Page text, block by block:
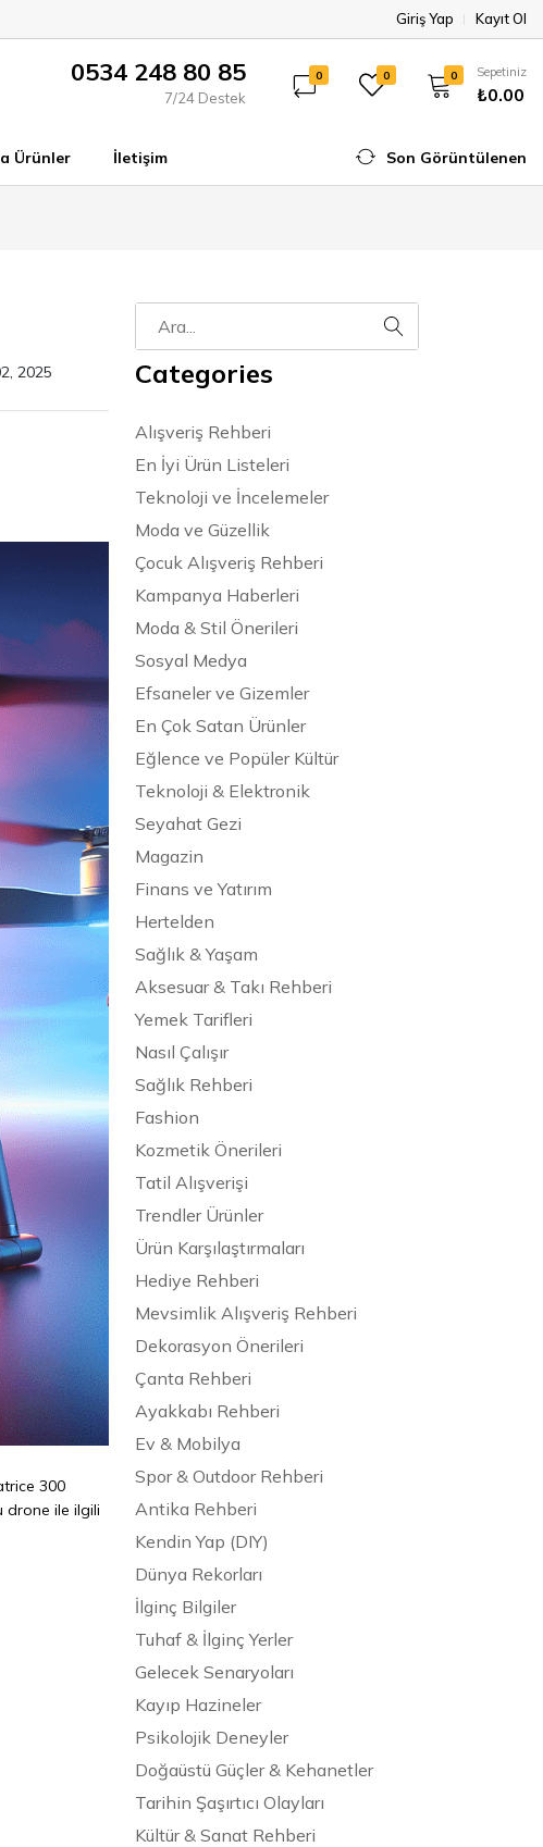
Giriş Yap Kayıt Ol
0534 248 80 85
7/24 Destek
0 0 0 Sepetiniz
₺0.00
Ürünler İletişim Son Görüntülenen
2025
300
drone ile ilgili
Categories
Alışveriş Rehberi
En İyi Ürün Listeleri
Teknoloji ve İncelemeler
Moda ve Güzellik
Çocuk Alışveriş Rehberi
Kampanya Haberleri
Moda & Stil Önerileri
Sosyal Medya
Efsaneler ve Gizemler
En Çok Satan Ürünler
Eğlence ve Popüler Kültür
Teknoloji & Elektronik
Seyahat Gezi
Magazin
Finans ve Yatırım
Hertelden
Sağlık & Yaşam
Aksesuar & Takı Rehberi
Yemek Tarifleri
Nasıl Çalışır
Sağlık Rehberi
Fashion
Kozmetik Önerileri
Tatil Alışverişi
Trendler Ürünler
Ürün Karşılaştırmaları
Hediye Rehberi
Mevsimlik Alışveriş Rehberi
Dekorasyon Önerileri
Çanta Rehberi
Ayakkabı Rehberi
Ev & Mobilya
Spor & Outdoor Rehberi
Antika Rehberi
Kendin Yap (DIY)
Dünya Rekorları
İlginç Bilgiler
Tuhaf & İlginç Yerler
Gelecek Senaryoları
Kayıp Hazineler
Psikolojik Deneyler
Doğaüstü Güçler & Kehanetler
Tarihin Şaşırtıcı Olayları
Kültür & Sanat Rehberi